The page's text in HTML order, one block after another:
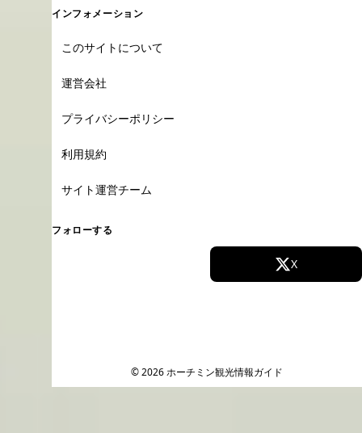
インフォメーション
このサイトについて
運営会社
プライバシーポリシー
利用規約
サイト運営チーム
フォローする
X
© 2026 ホーチミン観光情報ガイド